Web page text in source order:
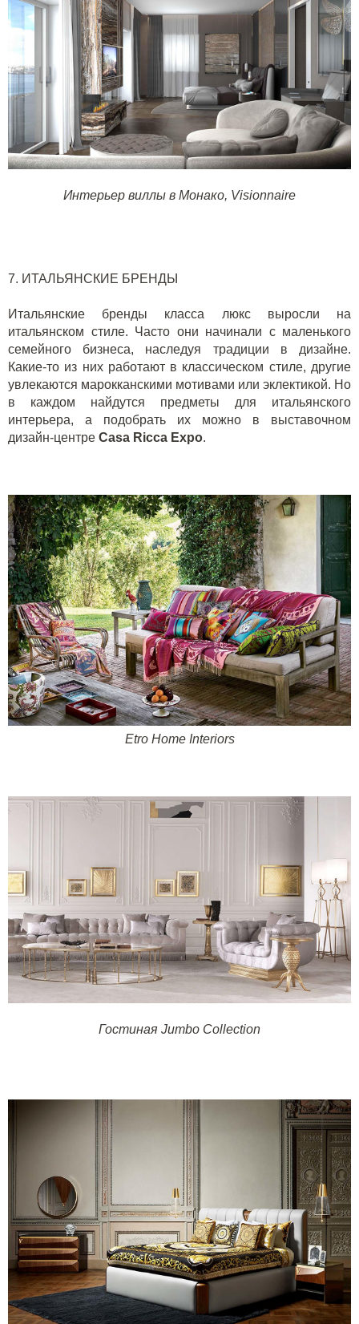
Интерьер виллы в Монако, Visionnaire
7. ИТАЛЬЯНСКИЕ БРЕНДЫ
Итальянские бренды класса люкс выросли на
итальянском стиле. Часто они начинали с маленького
семейного бизнеса, наследуя традиции в дизайне.
Какие-то из них работают в классическом стиле, другие
увлекаются марокканскими мотивами или эклектикой. Но
в каждом найдутся предметы для итальянского
интерьера, а подобрать их можно в выставочном
дизайн-центре Casa Ricca Expo.
Etro Home Interiors
Гостиная Jumbo Collection